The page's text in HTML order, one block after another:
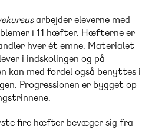
arbejder eleverne med
i 11 hæfter. Hæfterne er
hver ét emne. Materialet
i indskolingen og på
kan med fordel også benyttes i
Progressionen er bygget op
fire hæfter bevæger sig fra